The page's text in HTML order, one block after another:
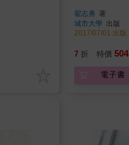
翟志勇 著
城市大學 出版
2017/07/01 出版
7 折 特價 504
電子書